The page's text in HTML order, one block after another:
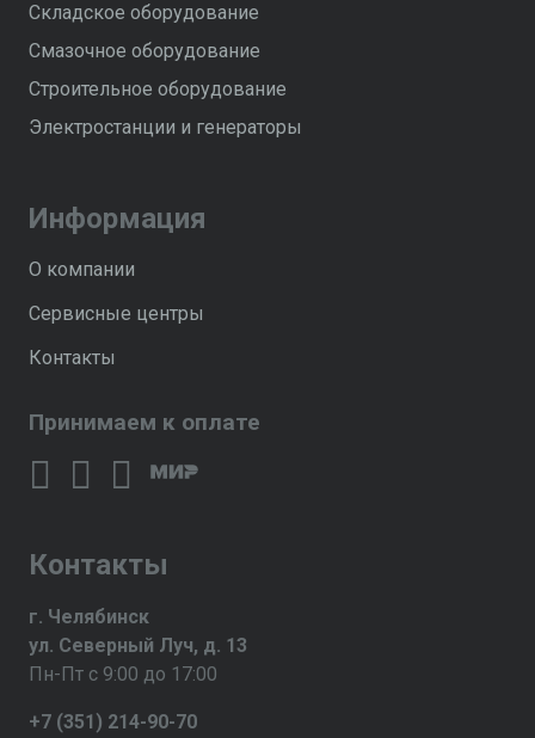
Складское оборудование
Смазочное оборудование
Строительное оборудование
Электростанции и генераторы
Информация
О компании
Сервисные центры
Контакты
Принимаем к оплате
Контакты
г. Челябинск
ул. Северный Луч, д. 13
Пн-Пт с 9:00 до 17:00
+7 (351) 214-90-70